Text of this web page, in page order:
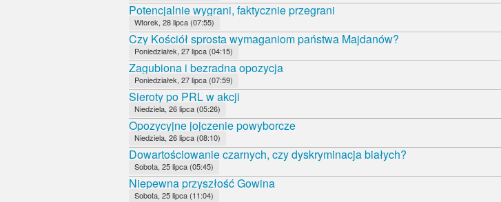
Potencjalnie wygrani, faktycznie przegrani
Wtorek, 28 lipca (07:55)
Czy Kościół sprosta wymaganiom państwa Majdanów?
Poniedziałek, 27 lipca (04:15)
Zagubiona i bezradna opozycja
Poniedziałek, 27 lipca (07:59)
Sieroty po PRL w akcji
Niedziela, 26 lipca (05:26)
Opozycyjne jojczenie powyborcze
Niedziela, 26 lipca (08:10)
Dowartościowanie czarnych, czy dyskryminacja białych?
Sobota, 25 lipca (05:45)
Niepewna przyszłość Gowina
Sobota, 25 lipca (11:04)